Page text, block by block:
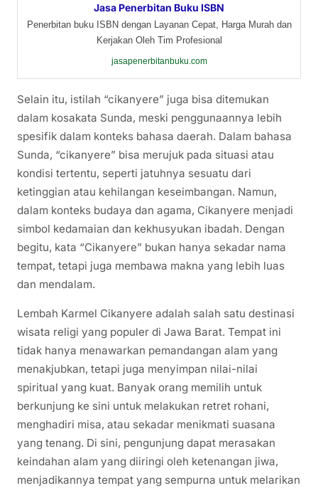
Jasa Penerbitan Buku ISBN
Penerbitan buku ISBN dengan Layanan Cepat, Harga Murah dan
Kerjakan Oleh Tim Profesional
jasapenerbitanbuku.com
Selain itu, istilah “cikanyere” juga bisa ditemukan
dalam kosakata Sunda, meski penggunaannya lebih
spesifik dalam konteks bahasa daerah. Dalam bahasa
Sunda, “cikanyere” bisa merujuk pada situasi atau
kondisi tertentu, seperti jatuhnya sesuatu dari
ketinggian atau kehilangan keseimbangan. Namun,
dalam konteks budaya dan agama, Cikanyere menjadi
simbol kedamaian dan kekhusyukan ibadah. Dengan
begitu, kata “Cikanyere” bukan hanya sekadar nama
tempat, tetapi juga membawa makna yang lebih luas
dan mendalam.
Lembah Karmel Cikanyere adalah salah satu destinasi
wisata religi yang populer di Jawa Barat. Tempat ini
tidak hanya menawarkan pemandangan alam yang
menakjubkan, tetapi juga menyimpan nilai-nilai
spiritual yang kuat. Banyak orang memilih untuk
berkunjung ke sini untuk melakukan retret rohani,
menghadiri misa, atau sekadar menikmati suasana
yang tenang. Di sini, pengunjung dapat merasakan
keindahan alam yang diiringi oleh ketenangan jiwa,
menjadikannya tempat yang sempurna untuk melarikan